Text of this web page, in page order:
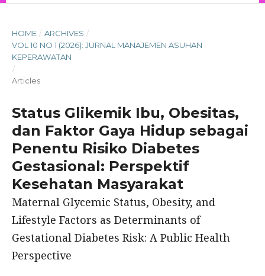
HOME / ARCHIVES /
VOL 10 NO 1 (2026): JURNAL MANAJEMEN ASUHAN
KEPERAWATAN
/
Articles
Status Glikemik Ibu, Obesitas,
dan Faktor Gaya Hidup sebagai
Penentu Risiko Diabetes
Gestasional: Perspektif
Kesehatan Masyarakat
Maternal Glycemic Status, Obesity, and
Lifestyle Factors as Determinants of
Gestational Diabetes Risk: A Public Health
Perspective